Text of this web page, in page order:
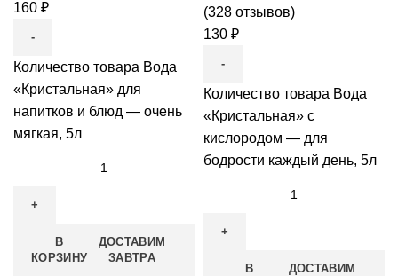
160 ₽
Количество товара Вода
«Кристальная» для
напитков и блюд — очень
мягкая, 5л
В
КОРЗИНУ
ДОСТАВИМ
ЗАВТРА
(328 отзывов)
130 ₽
Количество товара Вода
«Кристальная» с
кислородом — для
бодрости каждый день, 5л
В
ДОСТАВИМ